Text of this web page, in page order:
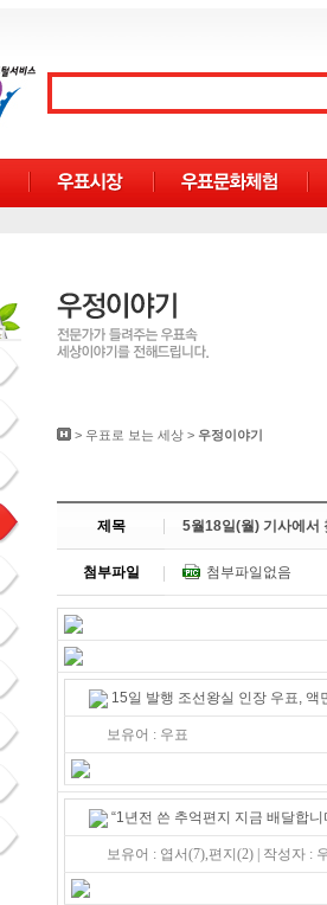
> 우표로 보는 세상 > 우정이야기
제목 5월18일(월) 기사에서
첨부파일 첨부파일없음
15일 발행 조선왕실 인장 우표, 액
보유어 : 우표
“1년전 쓴 추억편지 지금 배달합니
보유어 : 엽서(7),편지(2) | 작성자 :